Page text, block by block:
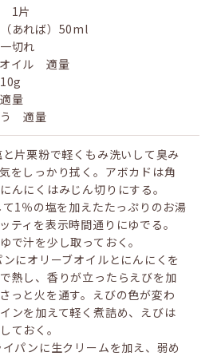
1片
あれば）50ml
切れ
オイル 適量
量
う 適量
片栗粉で軽くもみ洗いして臭み
をしっかり拭く。アボカドは角
んにくはみじん切りにする。
1％の塩を加えたたっぷりのお湯
ティを表示時間通りにゆでる。
で汁を少し取っておく。
にオリーブオイルとにんにくを
熱し、香りが立ったらえびを加
っと火を通す。えびの色が変わ
ンを加えて軽く煮詰め、えびは
ておく。
パンに生クリームを加え、弱め